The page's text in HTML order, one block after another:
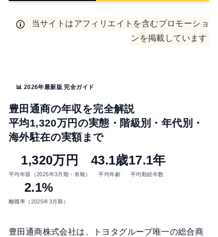
当サイトはアフィリエイトを含むプロモーショ
ンを掲載しています
📊 2026年最新版 完全ガイド
豊田通商の年収を完全解説
平均1,320万円の実態・階級別・年代別・
海外駐在の実額まで
1,320万円
平均年収（2025年3月期・有報）
43.1歳
平均年齢
17.1年
平均勤続年数
2.1%
離職率（2025年3月期）
豊田通商株式会社は、トヨタグループ唯一の総合商